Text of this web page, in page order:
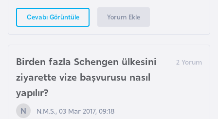
Cevabı Görüntüle Yorum Ekle
Birden fazla Schengen ülkesini
ziyarette vize başvurusu nasıl
yapılır?
N.M.S., 03 Mar 2017, 09:18
K
r
a
d
ğ
K